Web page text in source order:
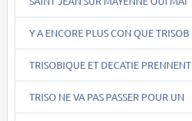
Y A ENCORE PLUS CON QUE TRISOB
TRISOBIQUE ET DECATIE PRENNENT
TRISO NE VA PAS PASSER POUR UN